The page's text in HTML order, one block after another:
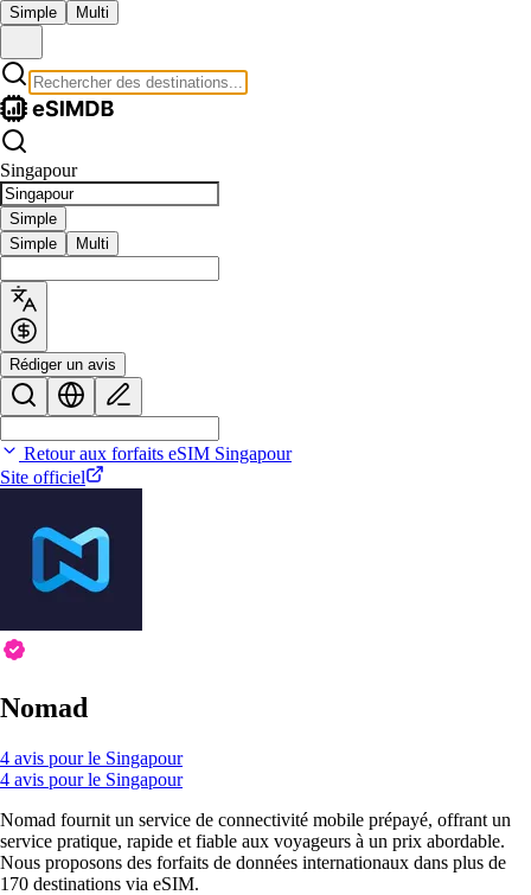
Simple Multi
Singapour
Simple
Simple
Multi
Rédiger un avis
Retour aux forfaits eSIM Singapour
Site officiel
Nomad
4 avis pour le Singapour
4 avis pour le Singapour
Nomad fournit un service de connectivité mobile prépayé, offrant un
service pratique, rapide et fiable aux voyageurs à un prix abordable.
Nous proposons des forfaits de données internationaux dans plus de
170 destinations via eSIM.